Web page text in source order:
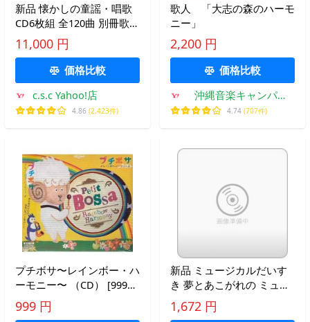
新品 懐かしの童謡・唱歌
CD6枚組 全120曲 別冊歌詞
ブックレット、カートン
BOX付 (CD) TFC-2741-6
11,000 円
価格比較
c.s.c Yahoo!店
4.86 (2,423件)
歌人 「大志の森のハーモ
ニー」
2,200 円
価格比較
沖縄音楽キャンパス
Yahoo!店
4.74 (707件)
プチボサ〜レインボー・ハ
ーモニー〜 （CD） [999円
SALE][送料無料]
999 円
新品 ミュージカルだいす
き 夢とあこがれの ミュー
ジカル・ソング / オムニバ
ス (CD) KICG8926-KING
1,672 円